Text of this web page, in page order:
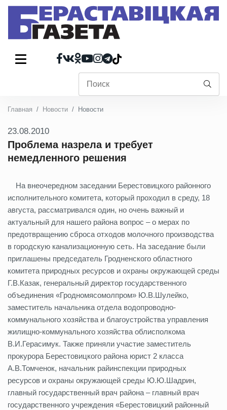
Главная Новости Новости
23.08.2010
Проблема назрела и требует
немедленного решения
На внеочередном заседании Берестовицкого районного
исполнительного комитета, который проходил в среду, 18
августа, рассматривался один, но очень важный и
актуальный для нашего района вопрос – о мерах по
предотвращению сброса отходов молочного производства
в городскую канализационную сеть. На заседание были
приглашены председатель Гродненского областного
комитета природных ресурсов и охраны окружающей среды
Г.В.Казак, генеральный директор государственного
объединения «Гродномясомолпром» Ю.В.Шулейко,
заместитель начальника отдела водопроводно-
коммунального хозяйства и благоустройства управления
жилищно-коммунального хозяйства облисполкома
В.И.Герасимук. Также приняли участие заместитель
прокурора Берестовицкого района юрист 2 класса
А.В.Томченок, начальник райинспекции природных
ресурсов и охраны окружающей среды Ю.Ю.Шадрин,
главный государственный врач района – главный врач
государственного учреждения «Берестовицкий районный